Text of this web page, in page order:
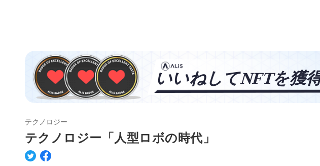
テクノロジー
テクノロジー「人型ロボの時代」